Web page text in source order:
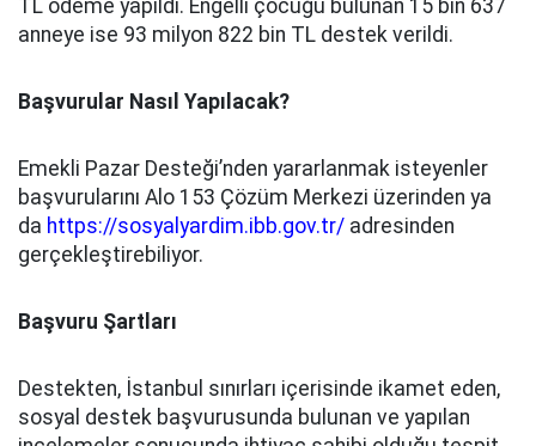
TL ödeme yapıldı. Engelli çocuğu bulunan 15 bin 637
anneye ise 93 milyon 822 bin TL destek verildi.
Başvurular Nasıl Yapılacak?
Emekli Pazar Desteği’nden yararlanmak isteyenler
başvurularını Alo 153 Çözüm Merkezi üzerinden ya
da https://sosyalyardim.ibb.gov.tr/ adresinden
gerçekleştirebiliyor.
Başvuru Şartları
Destekten, İstanbul sınırları içerisinde ikamet eden,
sosyal destek başvurusunda bulunan ve yapılan